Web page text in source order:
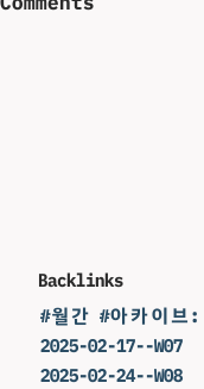
Backlinks
#월간 #아카이브:
2025-02-17--W07
2025-02-24--W08